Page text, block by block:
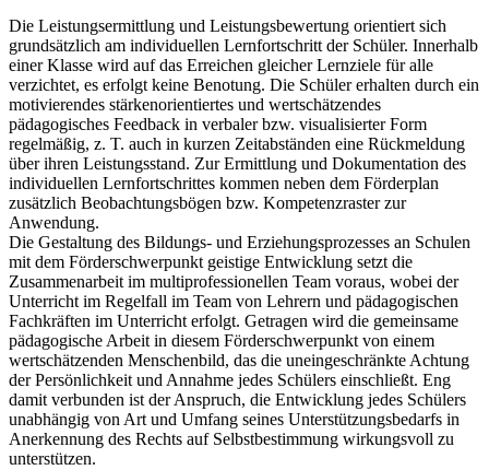
Die Leistungsermittlung und Leistungsbewertung orientiert sich
grundsätzlich am individuellen Lernfortschritt der Schüler. Innerhalb
einer Klasse wird auf das Erreichen gleicher Lernziele für alle
verzichtet, es erfolgt keine Benotung. Die Schüler erhalten durch ein
motivierendes stärkenorientiertes und wertschätzendes
pädagogisches Feedback in verbaler bzw. visualisierter Form
regelmäßig, z. T. auch in kurzen Zeitabständen eine Rückmeldung
über ihren Leistungsstand. Zur Ermittlung und Dokumentation des
individuellen Lernfortschrittes kommen neben dem Förderplan
zusätzlich Beobachtungsbögen bzw. Kompetenzraster zur
Anwendung.
Die Gestaltung des Bildungs- und Erziehungsprozesses an Schulen
mit dem Förderschwerpunkt geistige Entwicklung setzt die
Zusammenarbeit im multiprofessionellen Team voraus, wobei der
Unterricht im Regelfall im Team von Lehrern und pädagogischen
Fachkräften im Unterricht erfolgt. Getragen wird die gemeinsame
pädagogische Arbeit in diesem Förderschwerpunkt von einem
wertschätzenden Menschenbild, das die uneingeschränkte Achtung
der Persönlichkeit und Annahme jedes Schülers einschließt. Eng
damit verbunden ist der Anspruch, die Entwicklung jedes Schülers
unabhängig von Art und Umfang seines Unterstützungsbedarfs in
Anerkennung des Rechts auf Selbstbestimmung wirkungsvoll zu
unterstützen.